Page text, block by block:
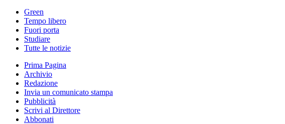
Green
Tempo libero
Fuori porta
Studiare
Tutte le notizie
Prima Pagina
Archivio
Redazione
Invia un comunicato stampa
Pubblicità
Scrivi al Direttore
Abbonati